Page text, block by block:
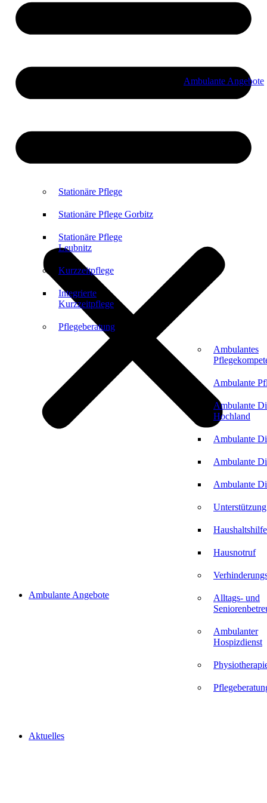
Aktuelles
Stationäre Pflege
Stationäre Pflege Gorbitz
Stationäre Pflege
Leubnitz
Kurzzeitpflege
Integrierte
Kurzzeitpflege
Pflegeberatung
Ambulante Angebote
Ambulante Angebote
Ambulantes
Ambulante
Ambulante
Hochland
Ambulante
Ambulante
Ambulante
Haushaltshilfe
Hausnotruf
Alltags- und
Ambulanter
Hospizdienst